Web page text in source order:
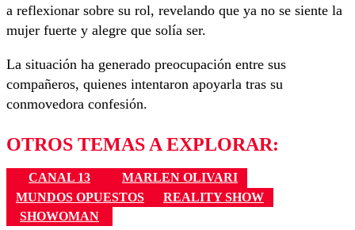
a reflexionar sobre su rol, revelando que ya no se siente la
mujer fuerte y alegre que solía ser.
La situación ha generado preocupación entre sus
compañeros, quienes intentaron apoyarla tras su
conmovedora confesión.
OTROS TEMAS A EXPLORAR:
CANAL 13
MARLEN OLIVARI
MUNDOS OPUESTOS
REALITY SHOW
SHOWOMAN